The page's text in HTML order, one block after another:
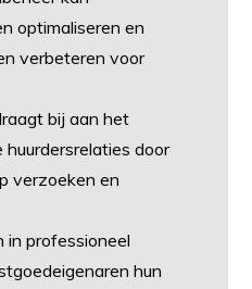
optimaliseren en
verbeteren voor
bij aan het
door
verzoeken en
in professioneel
hun